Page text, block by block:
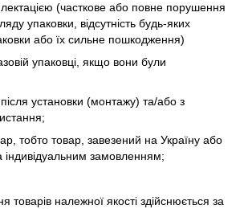
(часткове або повне порушення
упаковки, відсутність будь-яких
або їх сильне пошкодження)
упаковці, якщо вони були
установки (монтажу) та/або з
тобто товар, завезений на Україну або
індивідуальним замовленням;
товарів належної якості здійснюється за